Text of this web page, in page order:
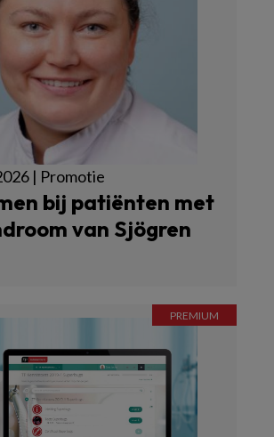
| Promotie
bij patiënten met
van Sjögren